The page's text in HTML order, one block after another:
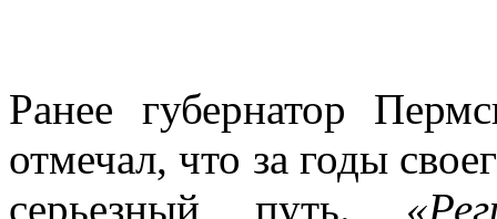
Ранее губернатор
отмечал, что за годы
серьезный путь.